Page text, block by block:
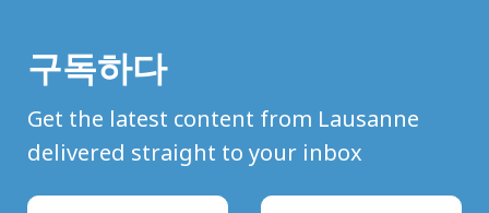
구독하다
Get the latest content from Lausanne
delivered straight to your inbox